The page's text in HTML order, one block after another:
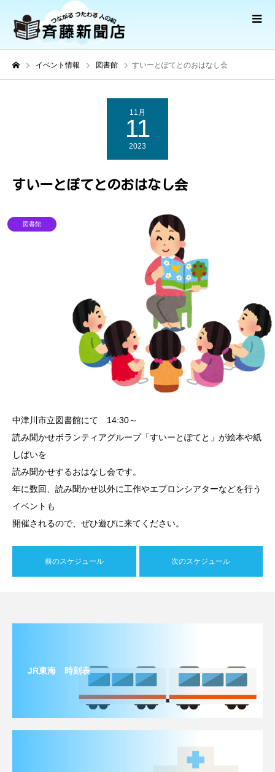
イベント情報 図書館 すいーとぽてとのおはなし会
11月
11
2023
すいーとぽてとのおはなし会
図書館
中津川市立図書館にて 14:30～
読み聞かせボランティアグループ「すいーとぽてと」が絵本や紙
しばいを
読み聞かせするおはなし会です。
年に数回、読み聞かせ以外に工作やエプロンシアターなどを行う
イベントも
開催されるので、ぜひ遊びに来てください。
前のスケジュール 次のスケジュール
JR東海 時刻表